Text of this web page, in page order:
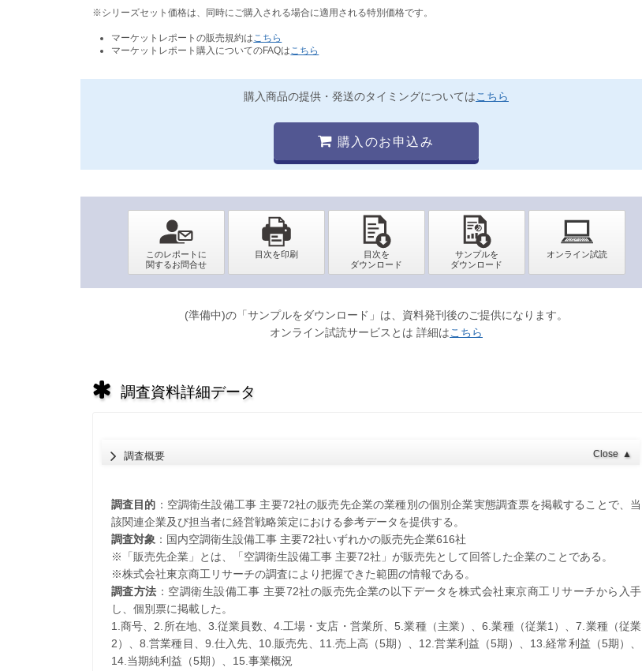
※シリーズセット価格は、同時にご購入される場合に適用される特別価格です。
マーケットレポートの販売規約は こちら
マーケットレポート購入についてのFAQは こちら
購入商品の提供・発送のタイミングについてはこちら
購入のお申込み
(準備中)の「サンプルをダウンロード」は、資料発刊後のご提供になります。
オンライン試読サービスとは 詳細はこちら
調査資料詳細データ
調査概要 Close ▲
調査目的 ：空調衛生設備工事 主要72社の販売先企業の業種別の個別企業実態調査票を掲載することで、当
該関連企業及び担当者に経営戦略策定における参考データを提供する。
調査対象：国内空調衛生設備工事 主要72社いずれかの販売先企業616社
※「販売先企業」とは、「空調衛生設備工事 主要72社」が販売先として回答した企業のことである。
※株式会社東京商工リサーチの調査により把握できた範囲の情報である。
調査方法 ：空調衛生設備工事 主要72社の販売先企業の以下データを株式会社東京商工リサーチから入手
し、個別票に掲載した。
1.商号、2.所在地、3.従業員数、4.工場・支店・営業所、5.業種（主業）、6.業種（従業1）、7.業種（従業
2）、8.営業種目、9.仕入先、10.販売先、11.売上高（5期）、12.営業利益（5期）、13.経常利益（5期）、
14.当期純利益（5期）、15.事業概況